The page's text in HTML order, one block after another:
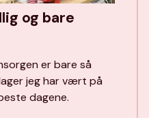
og bare
er bare så
jeg har vært på
dagene.